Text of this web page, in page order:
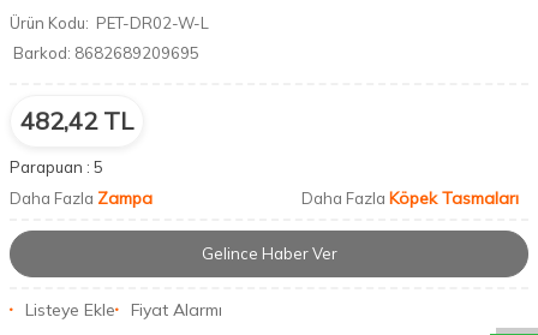
DESTEK
Ürün Kodu: PET-DR02-W-L
Barkod: 8682689209695
482,42TL
Parapuan : 5
Daha Fazla Zampa Daha Fazla Köpek Tasmaları
Gelince Haber Ver
Listeye Ekle Fiyat Alarmı